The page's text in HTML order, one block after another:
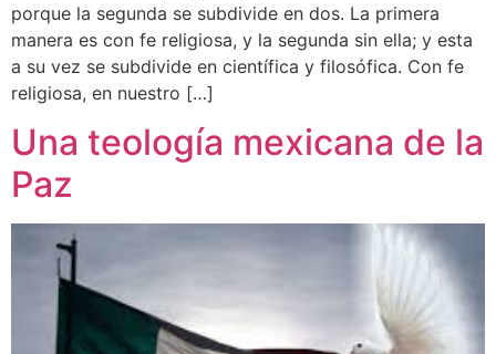
porque la segunda se subdivide en dos. La primera
manera es con fe religiosa, y la segunda sin ella; y esta
a su vez se subdivide en científica y filosófica. Con fe
religiosa, en nuestro […]
Una teología mexicana de la
Paz